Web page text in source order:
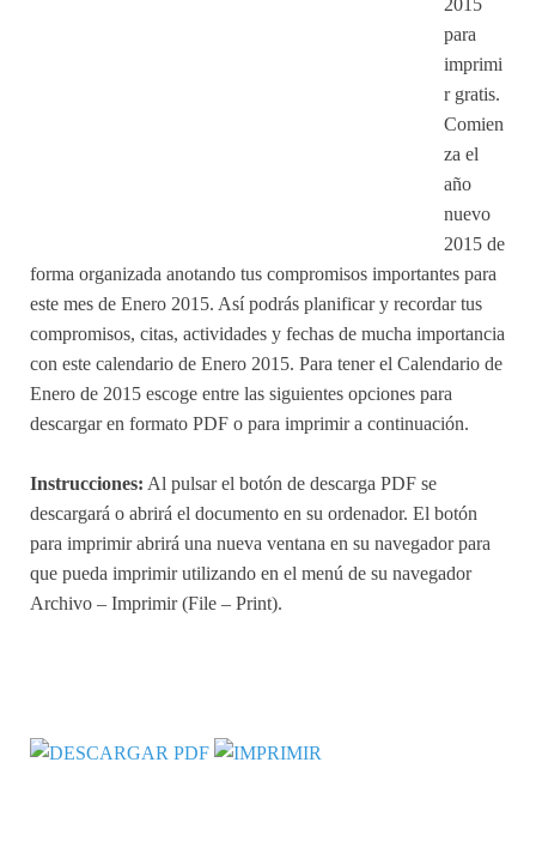
2015
para
imprimi
r gratis.
Comien
za el
año
nuevo
2015 de
forma organizada anotando tus compromisos importantes para
este mes de Enero 2015. Así podrás planificar y recordar tus
compromisos, citas, actividades y fechas de mucha importancia
con este calendario de Enero 2015. Para tener el Calendario de
Enero de 2015 escoge entre las siguientes opciones para
descargar en formato PDF o para imprimir a continuación.
Instrucciones: Al pulsar el botón de descarga PDF se
descargará o abrirá el documento en su ordenador. El botón
para imprimir abrirá una nueva ventana en su navegador para
que pueda imprimir utilizando en el menú de su navegador
Archivo – Imprimir (File – Print).